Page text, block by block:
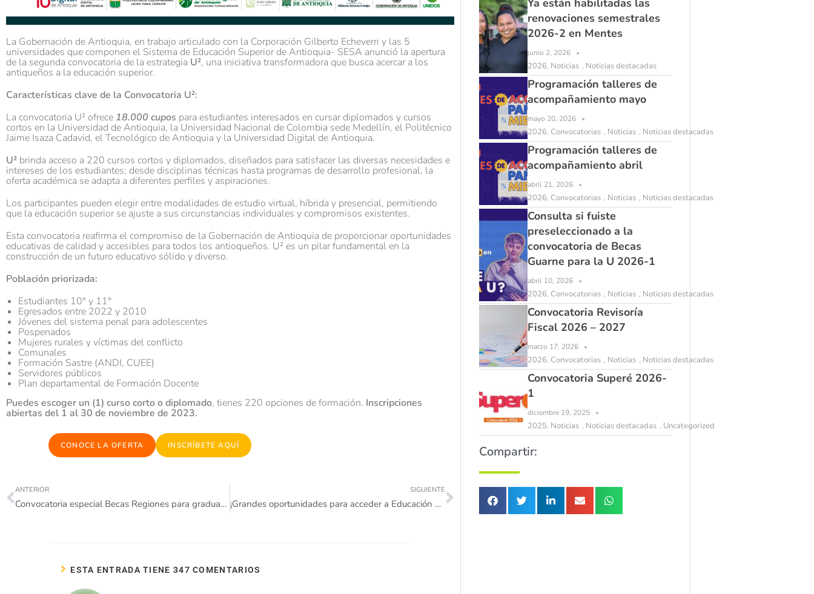
La Gobernación de Antioquia, en trabajo articulado con la Corporación Gilberto Echeverri y las 5
universidades que componen el Sistema de Educación Superior de Antioquia- SESA anunció la apertura
de la segunda convocatoria de la estrategia U², una iniciativa transformadora que busca acercar a los
antiqueños a la educación superior.
Características clave de la Convocatoria U²:
La convocatoria U² ofrece 18.000 cupos para estudiantes interesados en cursar diplomados y cursos
cortos en la Universidad de Antioquia, la Universidad Nacional de Colombia sede Medellín, el Politécnico
Jaime Isaza Cadavid, el Tecnológico de Antioquia y la Universidad Digital de Antioquia.
U² brinda acceso a 220 cursos cortos y diplomados, diseñados para satisfacer las diversas necesidades e
intereses de los estudiantes; desde disciplinas técnicas hasta programas de desarrollo profesional, la
oferta académica se adapta a diferentes perfiles y aspiraciones.
Los participantes pueden elegir entre modalidades de estudio virtual, híbrida y presencial, permitiendo
que la educación superior se ajuste a sus circunstancias individuales y compromisos existentes.
Esta convocatoria reafirma el compromiso de la Gobernación de Antioquia de proporcionar oportunidades
educativas de calidad y accesibles para todos los antioqueños. U² es un pilar fundamental en la
construcción de un futuro educativo sólido y diverso.
Población priorizada:
Estudiantes 10° y 11°
Egresados entre 2022 y 2010
Jóvenes del sistema penal para adolescentes
Pospenados
Mujeres rurales y víctimas del conflicto
Comunales
Formación Sastre (ANDI, CUEE)
Servidores públicos
Plan departamental de Formación Docente
Puedes escoger un (1) curso corto o diplomado, tienes 220 opciones de formación. Inscripciones
abiertas del 1 al 30 de noviembre de 2023.
CONOCE LA OFERTA INSCRÍBETE AQUÍ
ANTERIOR
Convocatoria especial Becas Regiones para graduados U² primera cohorte.
SIGUIENTE
¡Grandes oportunidades para acceder a Educación Superior en Antioquia!
ESTA ENTRADA TIENE 347 COMENTARIOS
Ya están habilitadas las
renovaciones semestrales
2026-2 en Mentes
junio 2, 2026
2026, Noticias , Noticias destacadas
Programación talleres de
acompañamiento mayo
mayo 20, 2026
2026, Convocatorias , Noticias , Noticias destacadas
Programación talleres de
acompañamiento abril
abril 21, 2026
2026, Convocatorias , Noticias , Noticias destacadas
Consulta si fuiste
preseleccionado a la
convocatoria de Becas
Guarne para la U 2026-1
abril 10, 2026
2026, Convocatorias , Noticias , Noticias destacadas
Convocatoria Revisoría
Fiscal 2026 – 2027
marzo 17, 2026
2026, Convocatorias , Noticias , Noticias destacadas
Convocatoria Superé 2026-
1
diciembre 19, 2025
2025, Noticias , Noticias destacadas , Uncategorized
Compartir: